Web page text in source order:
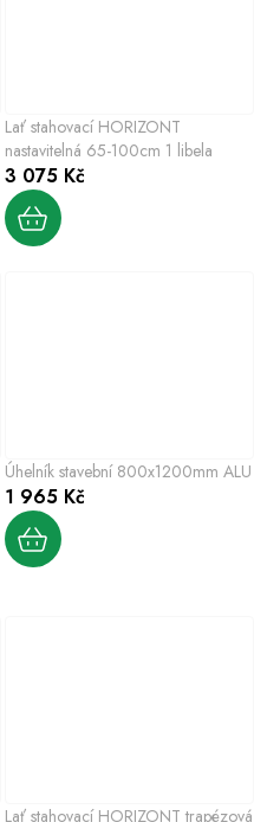
Lať stahovací HORIZONT
nastavitelná 65-100cm 1 libela
3 075 Kč
Úhelník stavební 800x1200mm ALU
1 965 Kč
Lať stahovací HORIZONT trapézová